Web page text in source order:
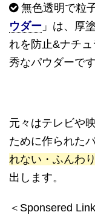
無色透明で粒
ウダー 」は、厚
れを防止&ナチ
秀なパウダーです
元々はテレビや
ために作られた
れない・ふんわ
出します。
＜Sponsered